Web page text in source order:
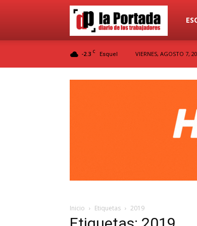
-2.3 C Esquel VIERNES, AGOSTO 7,
Inicio Etiquetas 2019